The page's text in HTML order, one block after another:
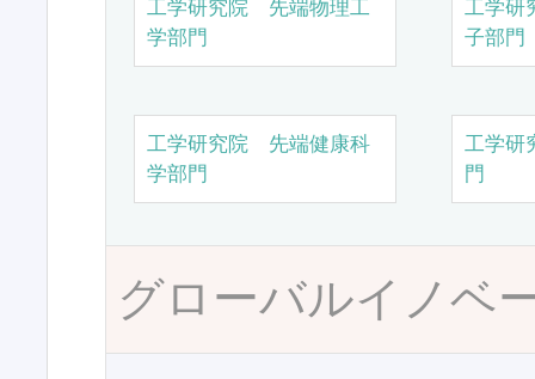
工学研究院 先端物理工
学部門
工学研
子部門
工学研究院 先端健康科
学部門
工学研
門
グローバルイノベ